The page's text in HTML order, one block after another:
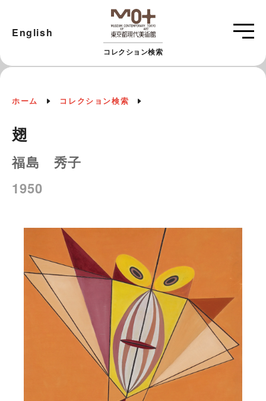
コレクション検索
English
ホーム コレクション検索
翅
福島 秀子
1950